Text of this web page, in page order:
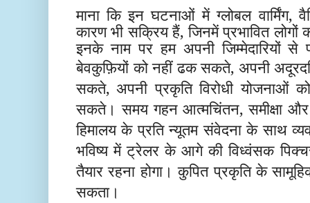
माना कि इन घटनाओं में ग्लोबल वार्मिंग,
कारण भी सक्रिय हैं, जिनमें प्रभावित लोगों
इनके नाम पर हम अपनी जिम्मेदारियों
बेवकुफ़ियोंको नहीं ढक सकते, अपनी
सकते, अपनी प्रकृति विरोधी योजनाओं
सकते। समय गहन आत्मचिंतन, समीक्षा
हिमालय के प्रति न्यूतम संवेदना के साथ
भविष्य में ट्रेलर के आगे की विध्वंसक
तैयार रहना होगा। कुपित प्रकृति के
सकता।